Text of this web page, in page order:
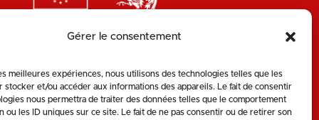
Gérer le consentement
meilleures expériences, nous utilisons des technologies telles que les
stocker et/ou accéder aux informations des appareils. Le fait de consentir
nous permettra de traiter des données telles que le comportement
ou les ID uniques sur ce site. Le fait de ne pas consentir ou de retirer son